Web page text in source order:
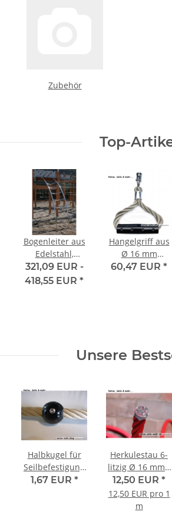
Zubehör
Top-
Bogenleiter aus
Edelstahl,
unterschiedliche
Höhen
321,09 EUR -
418,55 EUR *
Hangelgriff aus
Ø 16 mm
Herkulestauwerk
60,47 EUR *
Unsere
Halbkugel für
Seilbefestigung
für Ø 16 mm
1,67 EUR *
Herkulestau 6-
litzig Ø 16 mm -
zum
konfigurieren
12,50 EUR *
12,50 EUR pro 1
m